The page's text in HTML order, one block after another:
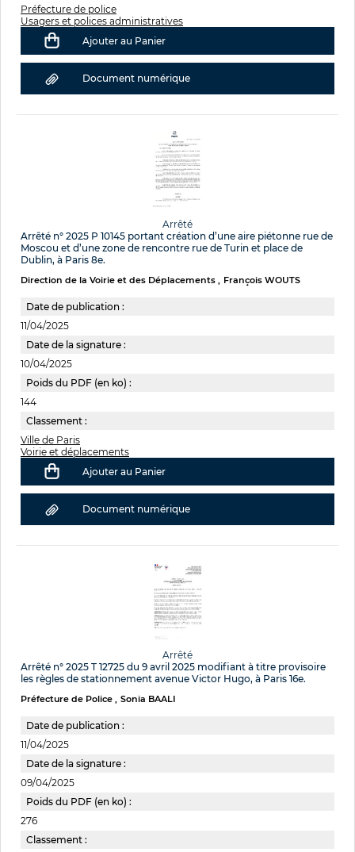
Préfecture de police
Usagers et polices administratives
Ajouter au Panier
Document numérique
Arrêté
Arrêté n° 2025 P 10145 portant création d’une aire piétonne rue de
Moscou et d’une zone de rencontre rue de Turin et place de
Dublin, à Paris 8e.
Direction de la Voirie et des Déplacements François WOUTS
Date de publication :
11/04/2025
Date de la signature :
10/04/2025
Poids du PDF (en ko) :
144
Classement :
Ville de Paris
Voirie et déplacements
Ajouter au Panier
Document numérique
Arrêté
Arrêté n° 2025 T 12725 du 9 avril 2025 modifiant à titre provisoire
les règles de stationnement avenue Victor Hugo, à Paris 16e.
Préfecture de Police Sonia BAALI
Date de publication :
11/04/2025
Date de la signature :
09/04/2025
Poids du PDF (en ko) :
276
Classement :